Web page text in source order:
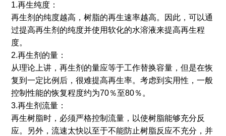
1.再生纯度：
再生剂的纯度越高，树脂的再生速率越高。因此，可以通
过提高再生剂的纯度并使用软化的水溶液来提高再生程
度。
2.再生剂的量：
从理论上讲，再生剂的量应等于工作替换容量，但是在恢
复到一定比例后，很难提高再生率。考虑到实用性，一般
控制性能的恢复程度约为70％至80％。
3.再生剂流量：
再生树脂时，必须严格控制流量，以使树脂能够充分反
应。另外，流速太快以至于不能防止树脂反应不充分，并